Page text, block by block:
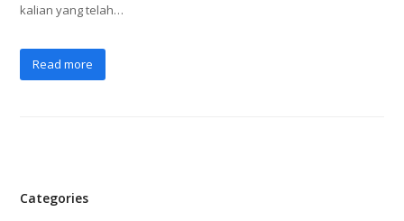
kalian yang telah…
Read more
Categories